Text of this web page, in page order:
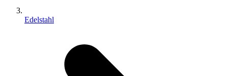
Edelstahl